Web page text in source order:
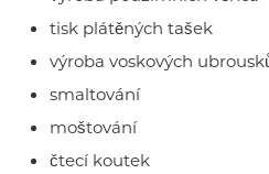
tisk plátěných tašek
výroba voskových
smaltování
moštování
čtecí koutek